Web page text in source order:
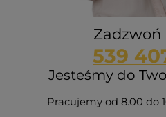
Zadzwoń
539
Jesteśmy do
Pracujemy od 8.00 do